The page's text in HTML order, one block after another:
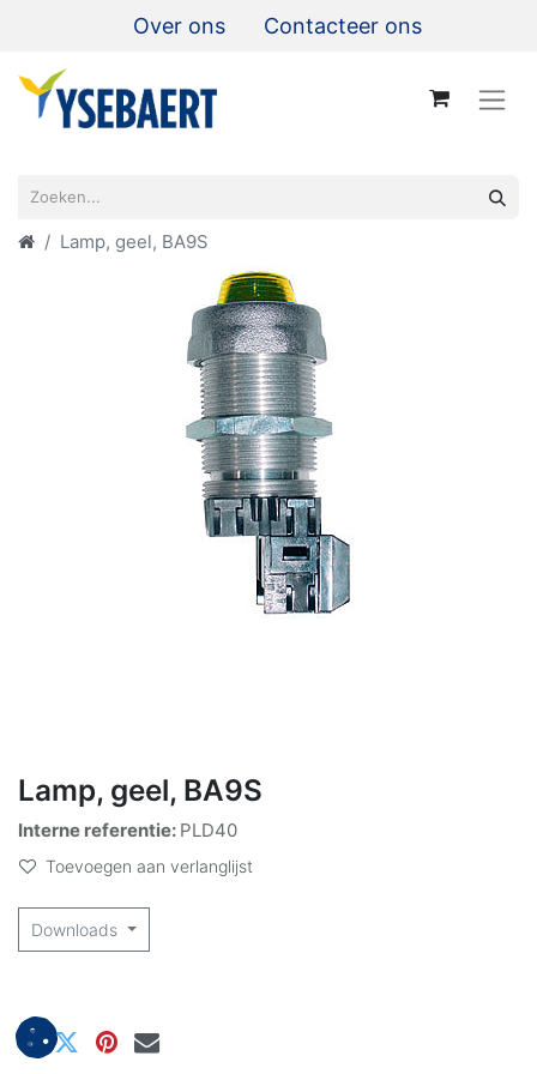
Over ons Contacteer ons
Lamp, geel, BA9S
Lamp, geel, BA9S
Interne referentie: PLD40
Toevoegen aan verlanglijst
Downloads